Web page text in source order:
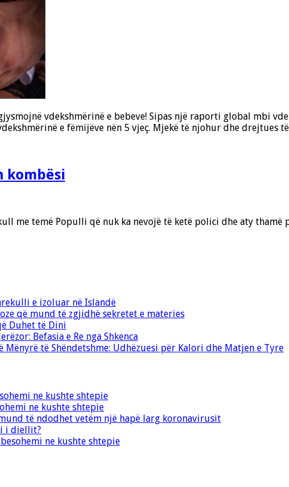
vdekshmërinë e bebeve! Sipas një raporti global mbi
e fëmijëve nën 5 vjeç. Mjekë të njohur dhe drejtues
kombësi
me temë Populli që nuk ka nevojë të ketë polici dhe aty
e izoluar në Islandë
që mund të zgjidhë sekretet e materies
Duhet të Dini
Befasia e Re nga Shkenca
Mënyrë të Shëndetshme: Udhëzuesi për Kalori dhe Matjen e Tyre
ne kushte shtepie
ne kushte shtepie
të ndodhet vetëm një hapë larg koronavirusit
i diellit?
ne kushte shtepie